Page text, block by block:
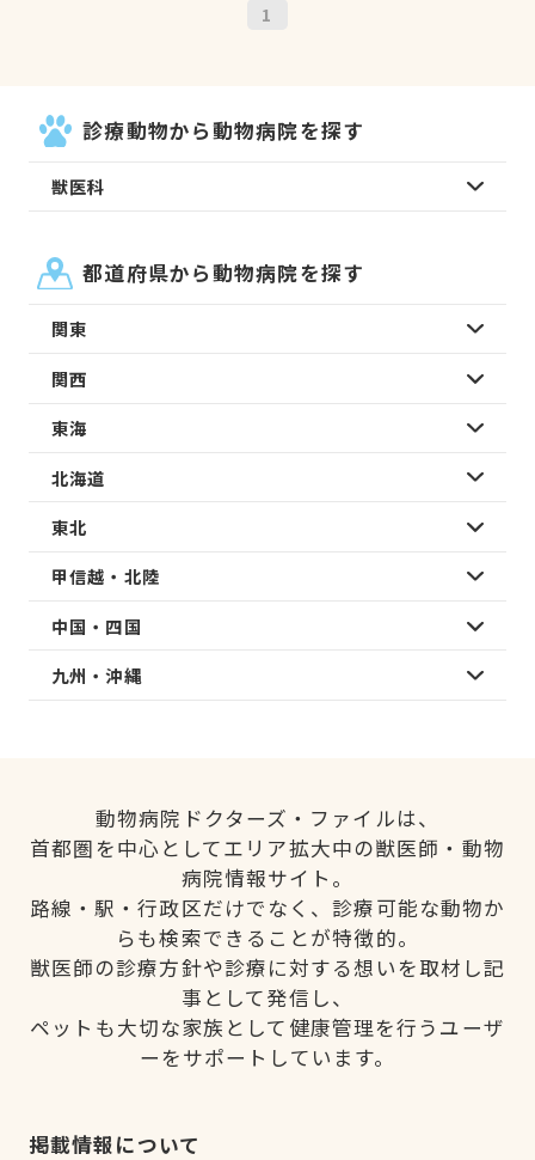
1
診療動物から動物病院を探す
獣医科
都道府県から動物病院を探す
関東
関西
東海
北海道
東北
甲信越・北陸
中国・四国
九州・沖縄
動物病院ドクターズ・ファイルは、
首都圏を中心としてエリア拡大中の獣医師・動物
病院情報サイト。
路線・駅・行政区だけでなく、診療可能な動物か
らも検索できることが特徴的。
獣医師の診療方針や診療に対する想いを取材し記
事として発信し、
ペットも大切な家族として健康管理を行うユーザ
ーをサポートしています。
掲載情報について